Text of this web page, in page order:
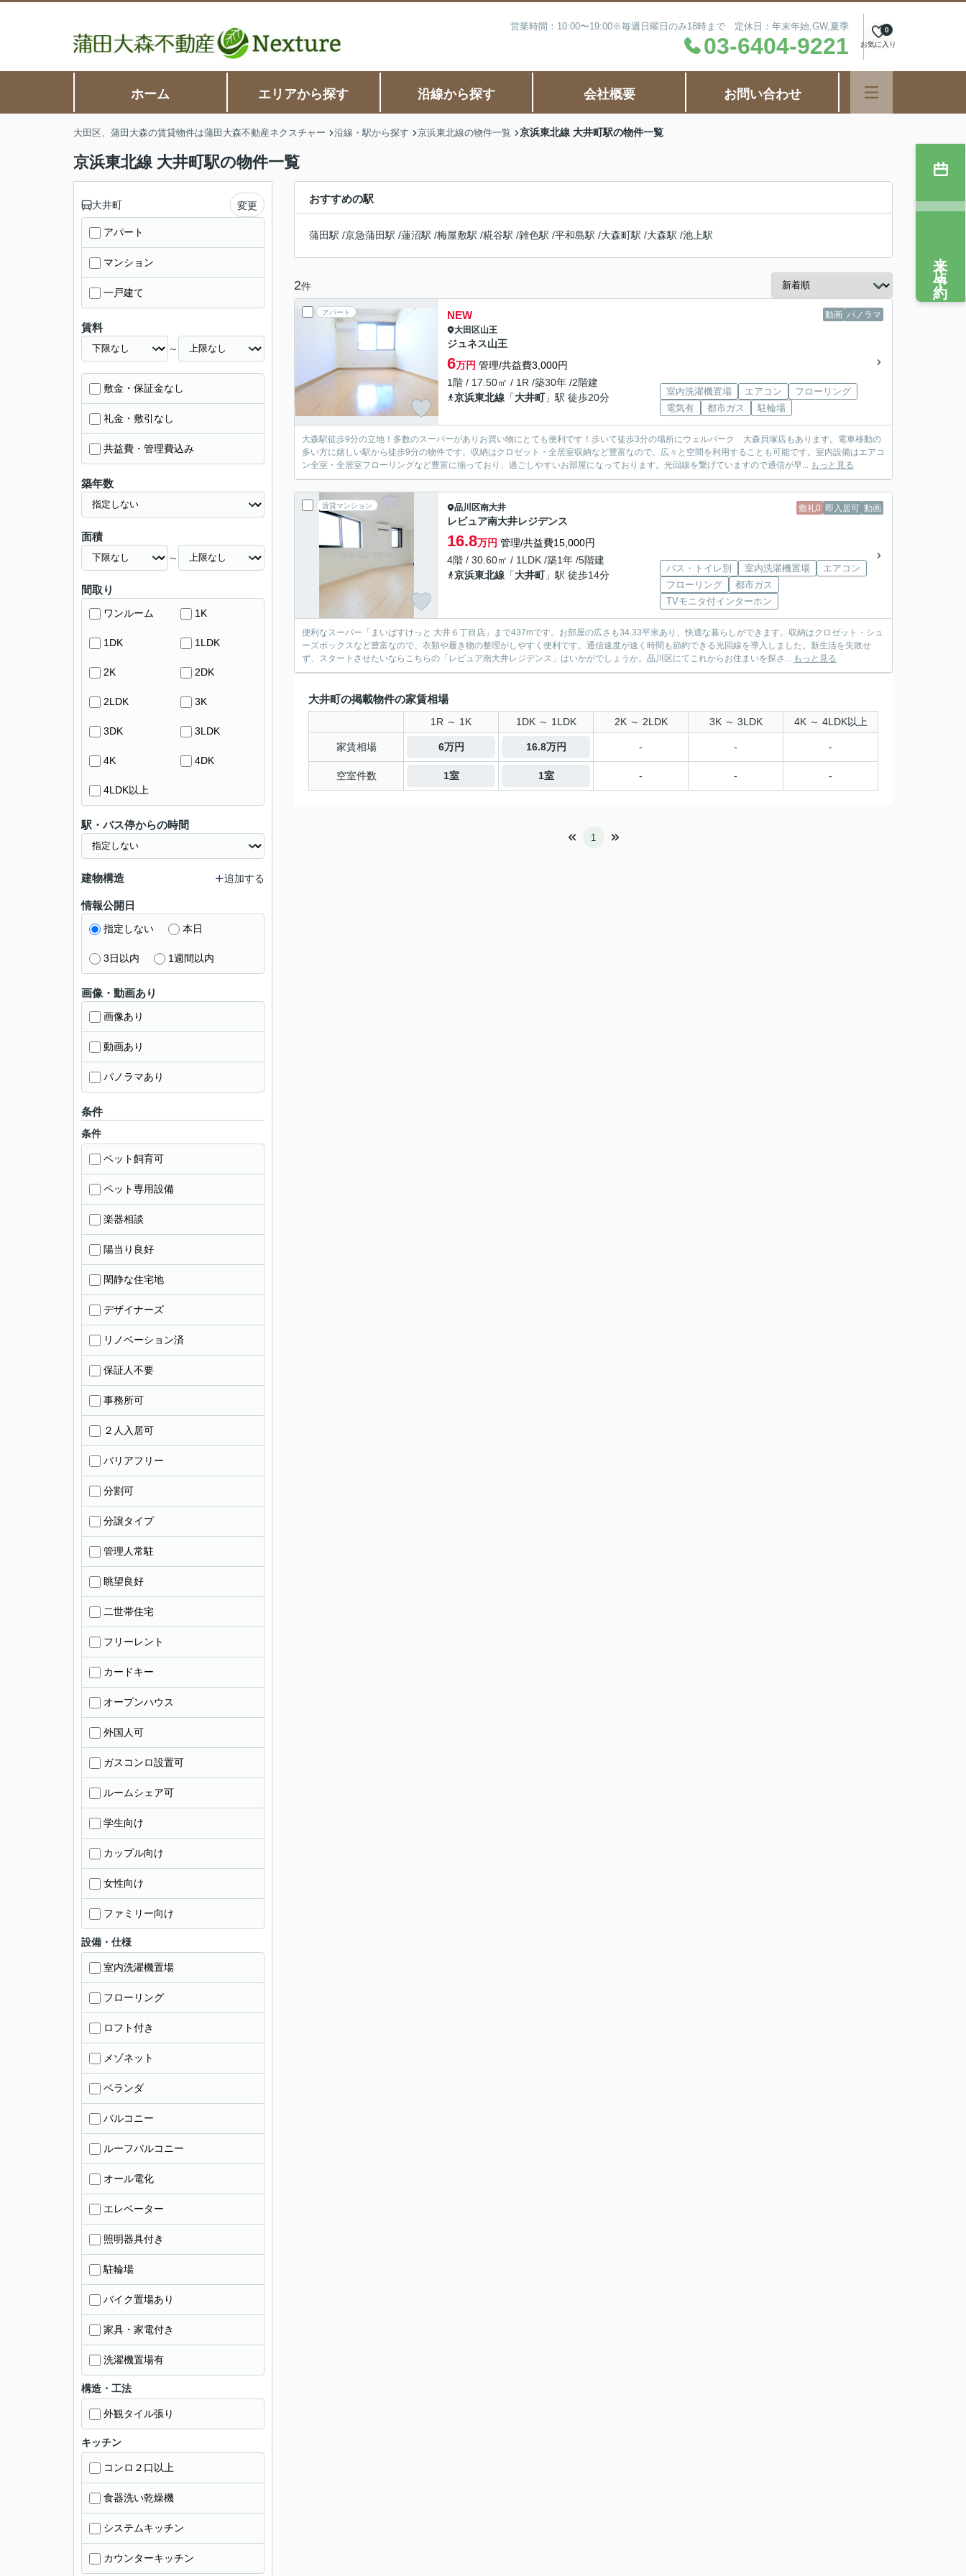
営業時間：10:00〜19:00※毎週日曜日のみ18時まで 定休日：年末年始,GW,夏季
03-6404-9221 お気に入り
0
ホーム エリアから探す 沿線から探す 会社概要 お問い合わせ
大田区、蒲田大森の賃貸物件は蒲田大森不動産ネクスチャー 沿線・駅から探す 京浜東北線の物件一覧 京浜東北線 大井町駅の物件一覧
京浜東北線 大井町駅の物件一覧
おすすめの駅
蒲田駅 /京急蒲田駅 /蓮沼駅 /梅屋敷駅 /糀谷駅 /雑色駅 /平和島駅 /大森町駅 /大森駅 /池上駅
2件
アパート 動画 パノラマ
NEW
大田区山王
ジュネス山王
6万円 管理/共益費3,000円
1階 / 17.50㎡ / 1R /築30年 /2階建
京浜東北線 「大井町」駅 徒歩20分
室内洗濯機置場 エアコン
フローリング
電気有
都市ガス 駐輪場
大森駅徒歩9分の立地！多数のスーパーがありお買い物にとても便利です！歩いて徒歩3分の場所にウェルパーク 大森貝塚店もあります。電車移動の
多い方に嬉しい駅から徒歩9分の物件です。収納はクロゼット・全居室収納など豊富なので、広々と空間を利用することも可能です。室内設備はエアコ
ン全室・全居室フローリングなど豊富に揃っており、過ごしやすいお部屋になっております。光回線を繋げていますので通信が早... もっと見る
賃貸マンション 敷礼0 即入居可 動画
品川区南大井
レピュア南大井レジデンス
16.8万円 管理/共益費15,000円
4階 / 30.60㎡ / 1LDK /築1年 /5階建
京浜東北線 「大井町」駅 徒歩14分
バス・トイレ別 室内洗濯機置場
エアコン
フローリング
都市ガス
TVモニタ付インターホン
便利なスーパー「まいばすけっと 大井６丁目店」まで437mです。お部屋の広さも34.33平米あり、快適な暮らしができます。収納はクロゼット・シュ
ーズボックスなど豊富なので、衣類や履き物の整理がしやすく便利です。通信速度が速く時間も節約できる光回線を導入しました。新生活を失敗せ
ず、スタートさせたいならこちらの「レピュア南大井レジデンス」はいかがでしょうか。品川区にてこれからお住まいを探さ... もっと見る
大井町の掲載物件の家賃相場
1R ～ 1K 1DK ～ 1LDK 2K ～ 2LDK 3K ～ 3LDK 4K ～ 4LDK以上
家賃相場 6万円 16.8万円 - - -
空室件数 1室 1室 - - -
1
大井町 変更
アパート
マンション
一戸建て
賃料
～
敷金・保証金なし
礼金・敷引なし
共益費・管理費込み
築年数
面積
～
間取り
ワンルーム 1K
1DK 1LDK
2K 2DK
2LDK 3K
3DK 3LDK
4K 4DK
4LDK以上
駅・バス停からの時間
建物構造 追加する
情報公開日
指定しない 本日
3日以内 1週間以内
画像・動画あり
画像あり
動画あり
パノラマあり
条件
条件
ペット飼育可
ペット専用設備
楽器相談
陽当り良好
閑静な住宅地
デザイナーズ
リノベーション済
保証人不要
事務所可
２人入居可
バリアフリー
分割可
分譲タイプ
管理人常駐
眺望良好
二世帯住宅
フリーレント
カードキー
オープンハウス
外国人可
ガスコンロ設置可
ルームシェア可
学生向け
カップル向け
女性向け
ファミリー向け
設備・仕様
室内洗濯機置場
フローリング
ロフト付き
メゾネット
ベランダ
バルコニー
ルーフバルコニー
オール電化
エレベーター
照明器具付き
駐輪場
バイク置場あり
家具・家電付き
洗濯機置場有
構造・工法
外観タイル張り
キッチン
コンロ２口以上
食器洗い乾燥機
システムキッチン
カウンターキッチン
来店予約